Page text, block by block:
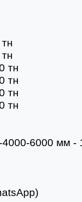
тн
тн
тн
тн
6000 мм -